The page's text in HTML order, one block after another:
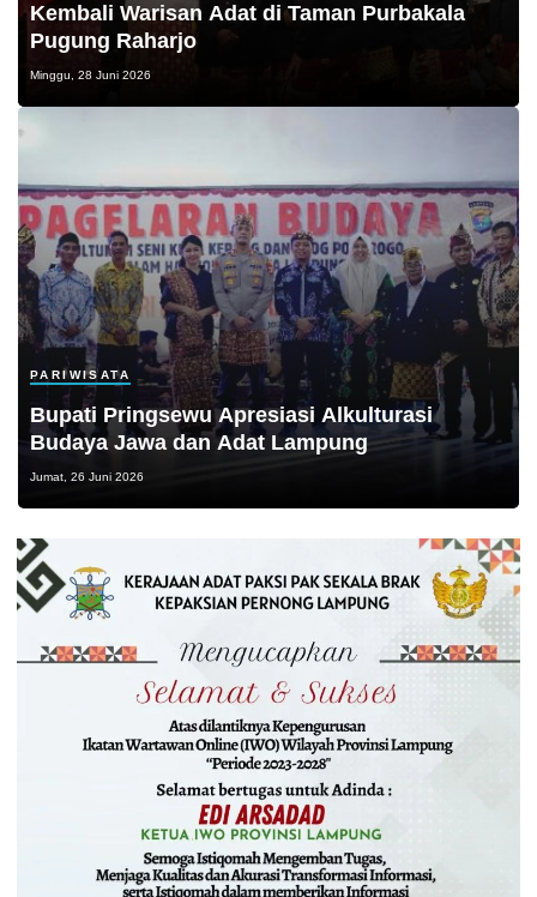
Kembali Warisan Adat di Taman Purbakala
Pugung Raharjo
Minggu, 28 Juni 2026
PARIWISATA
Bupati Pringsewu Apresiasi Alkulturasi
Budaya Jawa dan Adat Lampung
Jumat, 26 Juni 2026